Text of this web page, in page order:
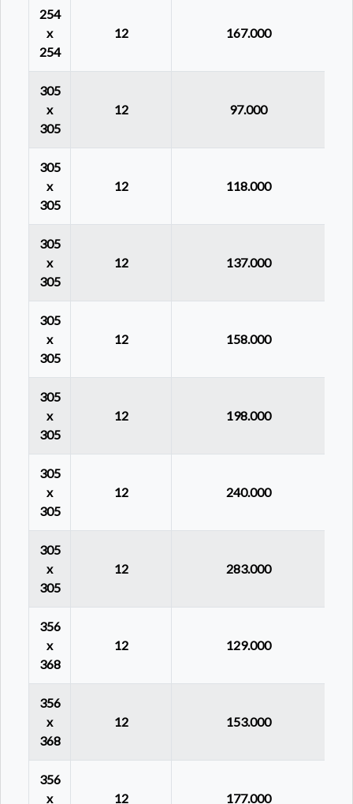
254
x
254
12 167.000
305
x
305
12 97.000
305
x
305
12 118.000
305
x
305
12 137.000
305
x
305
12 158.000
305
x
305
12 198.000
305
x
305
12 240.000
305
x
305
12 283.000
356
x
368
12 129.000
356
x
368
12 153.000
356
x
12 177.000